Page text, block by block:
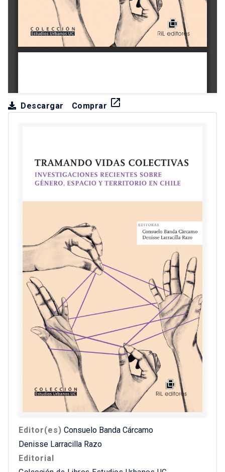
Descargar Comprar launch
Editor(es) Consuelo Banda Cárcamo
Denisse Larracilla Razo
Editorial